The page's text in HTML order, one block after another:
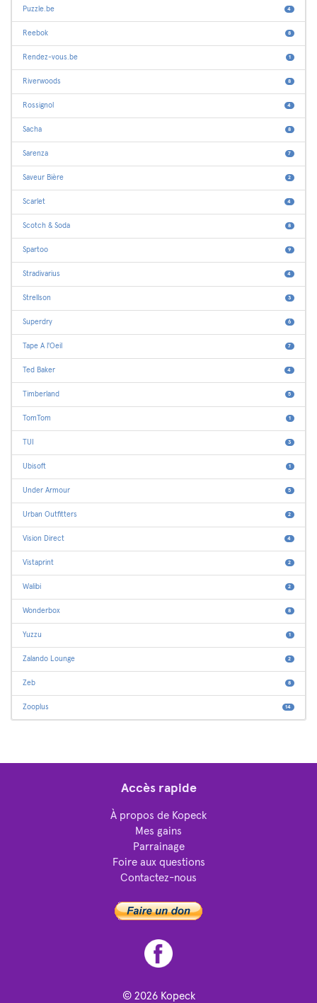
Puzzle.be 4
Reebok 8
Rendez-vous.be 1
Riverwoods 8
Rossignol 4
Sacha 8
Sarenza 7
Saveur Bière 2
Scarlet 4
Scotch & Soda 8
Spartoo 9
Stradivarius 4
Strellson 3
Superdry 6
Tape A l'Oeil 7
Ted Baker 4
Timberland 5
TomTom 1
TUI 3
Ubisoft 1
Under Armour 5
Urban Outfitters 2
Vision Direct 4
Vistaprint 2
Walibi 2
Wonderbox 8
Yuzzu 1
Zalando Lounge 2
Zeb 8
Zooplus 14
Accès rapide
À propos de Kopeck
Mes gains
Parrainage
Foire aux questions
Contactez-nous
© 2026 Kopeck